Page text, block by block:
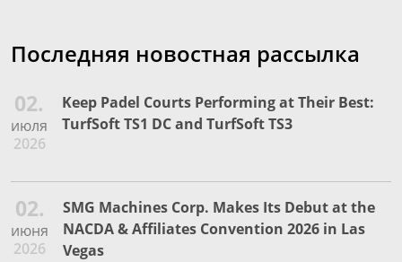
Последняя новостная рассылка
02.
июля
2026
Keep Padel Courts Performing at Their Best:
TurfSoft TS1 DC and TurfSoft TS3
02.
июня
2026
SMG Machines Corp. Makes Its Debut at the
NACDA & Affiliates Convention 2026 in Las
Vegas